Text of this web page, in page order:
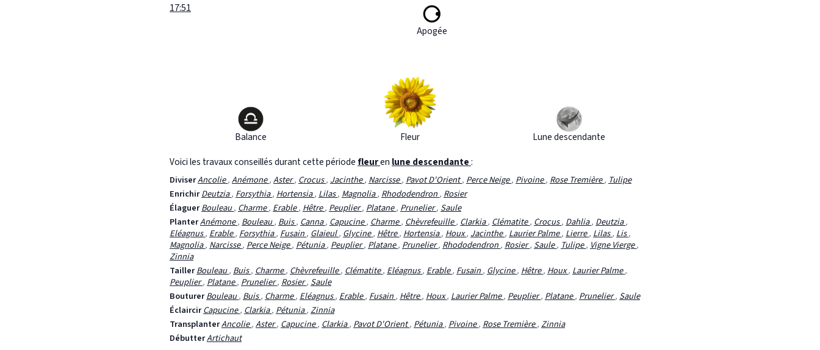
17:51
Apogée
Balance Fleur
Lune descendante
Voici les travaux conseillés durant cette période fleuren lune descendante:
DiviserAncolie,Anémone,Aster, Crocus, Jacinthe, Narcisse, Pavot D'Orient, Perce Neige, Pivoine, Rose Tremière, Tulipe
EnrichirDeutzia, Forsythia, Hortensia, Lilas, Magnolia, Rhododendron, Rosier
ÉlaguerBouleau, Charme, Erable, Hêtre, Peuplier, Platane, Prunelier, Saule
PlanterAnémone, Bouleau, Buis, Canna, Capucine, Charme, Chèvrefeuille, Clarkia, Clématite, Crocus, Dahlia, Deutzia,
Eléagnus, Erable, Forsythia, Fusain, Glaieul, Glycine, Hêtre, Hortensia, Houx, Jacinthe, Laurier Palme, Lierre, Lilas, Lis,
Magnolia, Narcisse, Perce Neige, Pétunia, Peuplier, Platane, Prunelier, Rhododendron, Rosier, Saule, Tulipe, Vigne Vierge,
Zinnia
TaillerBouleau, Buis, Charme, Chèvrefeuille, Clématite, Eléagnus, Erable, Fusain, Glycine, Hêtre, Houx, Laurier Palme,
Peuplier, Platane, Prunelier, Rosier, Saule
BouturerBouleau, Buis, Charme, Eléagnus, Erable, Fusain, Hêtre, Houx, Laurier Palme, Peuplier, Platane, Prunelier, Saule
ÉclaircirCapucine, Clarkia, Pétunia,Zinnia
TransplanterAncolie,Aster, Capucine, Clarkia, Pavot D'Orient, Pétunia, Pivoine, Rose Tremière,Zinnia
DébutterArtichaut